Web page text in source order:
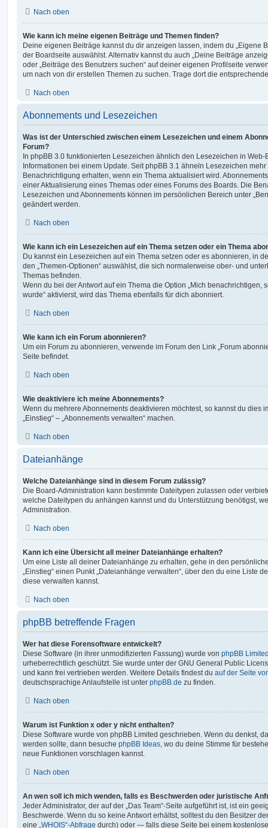
Nach oben
Wie kann ich meine eigenen Beiträge und Themen finden?
Deine eigenen Beiträge kannst du dir anzeigen lassen, indem du „Eigene
der Boardseite auswählst. Alternativ kannst du auch „Deine Beiträge
oder „Beiträge des Benutzers suchen“ auf deiner eigenen Profilseite
um nach von dir erstellen Themen zu suchen. Trage dort die
Nach oben
Abonnements und Lesezeichen
Was ist der Unterschied zwischen einem Lesezeichen und einem
Forum?
In phpBB 3.0 funktionierten Lesezeichen ähnlich den Lesezeichen in
Informationen bei einem Update. Seit phpBB 3.1 ähneln Lesezeichen
Benachrichtigung erhalten, wenn ein Thema aktualisiert wird.
einer Aktualisierung eines Themas oder eines Forums des Boards. Die
Lesezeichen und Abonnements können im persönlichen Bereich unter
geändert werden.
Nach oben
Wie kann ich ein Lesezeichen auf ein Thema setzen oder ein Thema
Du kannst ein Lesezeichen auf ein Thema setzen oder es abonnieren, in
den „Themen-Optionen“ auswählst, die sich normalerweise ober- und
Themas befinden.
Wenn du bei der Antwort auf ein Thema die Option „Mich benachrichtigen,
wurde“ aktivierst, wird das Thema ebenfalls für dich abonniert.
Nach oben
Wie kann ich ein Forum abonnieren?
Um ein Forum zu abonnieren, verwende im Forum den Link „Forum
Seite befindet.
Nach oben
Wie deaktiviere ich meine Abonnements?
Wenn du mehrere Abonnements deaktivieren möchtest, so kannst du dies
„Einstieg“ – „Abonnements verwalten“ machen.
Nach oben
Dateianhänge
Welche Dateianhänge sind in diesem Forum zulässig?
Die Board-Administration kann bestimmte Dateitypen zulassen oder
welche Dateitypen du anhängen kannst und du Unterstützung benötigst,
Administration.
Nach oben
Kann ich eine Übersicht all meiner Dateianhänge erhalten?
Um eine Liste all deiner Dateianhänge zu erhalten, gehe in den
„Einstieg“ einen Punkt „Dateianhänge verwalten“, über den du eine Liste
diese verwalten kannst.
Nach oben
phpBB betreffende Fragen
Wer hat diese Forensoftware entwickelt?
Diese Software (in ihrer unmodifizierten Fassung) wurde von phpBB
urheberrechtlich geschützt. Sie wurde unter der GNU General Public
und kann frei vertrieben werden. Weitere Details findest du auf der Seite
deutschsprachige Anlaufstelle ist unter phpBB.de zu finden.
Nach oben
Warum ist Funktion x oder y nicht enthalten?
Diese Software wurde von phpBB Limited geschrieben. Wenn du denkst,
werden sollte, dann besuche phpBB Ideas , wo du deine Stimme für
neue Funktionen vorschlagen kannst.
Nach oben
An wen soll ich mich wenden, falls es Beschwerden oder juristische
Jeder Administrator, der auf der „Das Team“-Seite aufgeführt ist, ist ein
Beschwerde. Wenn du so keine Antwort erhältst, solltest du den Besitzer
eine „WHOIS“-Abfrage durch) oder — falls diese Seite bei einem